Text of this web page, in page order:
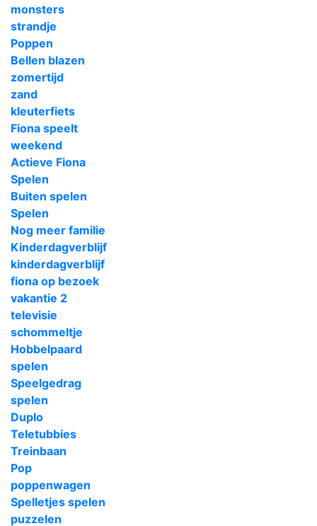
monsters
strandje
Poppen
Bellen blazen
zomertijd
zand
kleuterfiets
Fiona speelt
weekend
Actieve Fiona
Spelen
Buiten spelen
Spelen
Nog meer familie
Kinderdagverblijf
kinderdagverblijf
fiona op bezoek
vakantie 2
televisie
schommeltje
Hobbelpaard
spelen
Speelgedrag
spelen
Duplo
Teletubbies
Treinbaan
Pop
poppenwagen
Spelletjes spelen
puzzelen